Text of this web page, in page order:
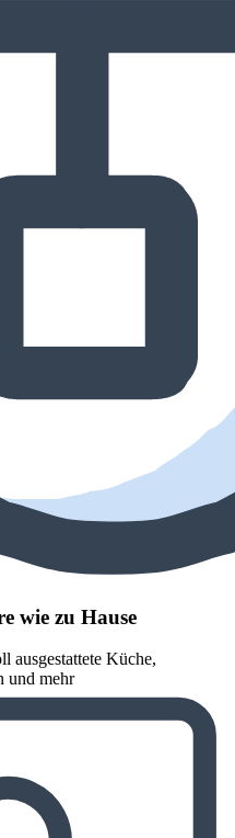
wie zu Hause
ausgestattete Küche,
und mehr